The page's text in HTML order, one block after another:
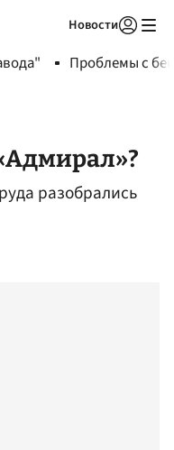
Новости
Проблемы с
разобрались